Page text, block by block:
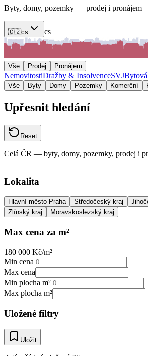
Byty, domy, pozemky — prodej i pronájem
🇨🇿cs cs
Vše Prodej Pronájem
NemovitostiDražby & InsolvenceSVJ
Vše Byty Domy Pozemky Komerční
Upřesnit hledání
Reset
Celá ČR — byty, domy, pozemky, prodej i
Lokalita
Hlavní město Praha Středočeský kraj
Zlínský kraj
Moravskoslezský kraj
Max cena za m²
180 000 Kč/m²
Min cena
Max cena
Min plocha m²
Max plocha m²
Uložené filtry
Uložit